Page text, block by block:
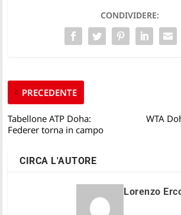
CONDIVIDERE:
PRECEDENTE
Tabellone ATP Doha:
Federer torna in campo
WTA
CIRCA L'AUTORE
Lorenzo